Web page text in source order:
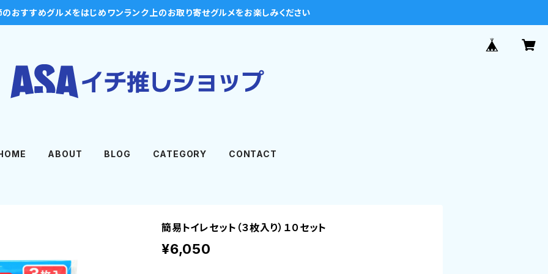
おすすめグルメをはじめワンランク上のお取り寄せグルメをお楽しみください
ABOUT BLOG CATEGORY CONTACT
簡易トイレセット（３枚入り）１０セット
¥6,050